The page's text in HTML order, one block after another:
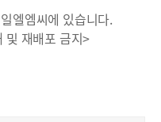
엘엠씨에 있습니다.
및 재배포 금지>